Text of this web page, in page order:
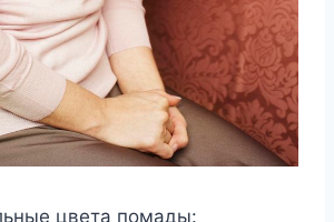
цвета помады: